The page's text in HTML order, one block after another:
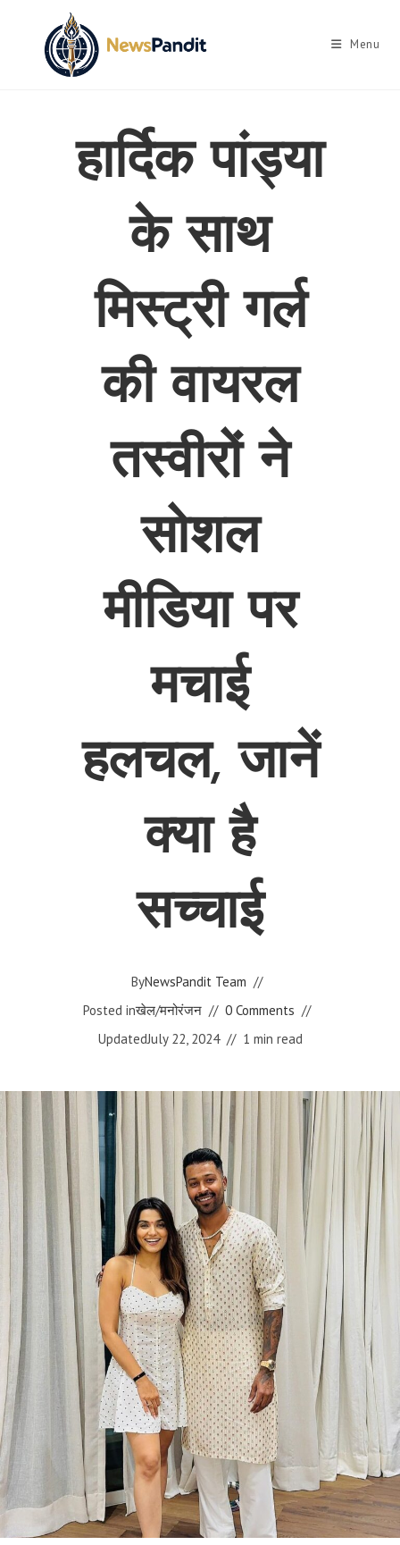
Menu
हार्दिक पांड्या
के साथ
मिस्ट्री गर्ल
की वायरल
तस्वीरों ने
सोशल
मीडिया पर
मचाई
हलचल, जानें
क्या है
सच्चाई
ByNewsPandit Team
Posted inखेल/मनोरंजन
0 Comments
UpdatedJuly 22, 2024 1 min read